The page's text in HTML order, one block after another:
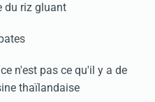
du riz gluant
n'est pas ce qu'il y a de
thaïlandaise